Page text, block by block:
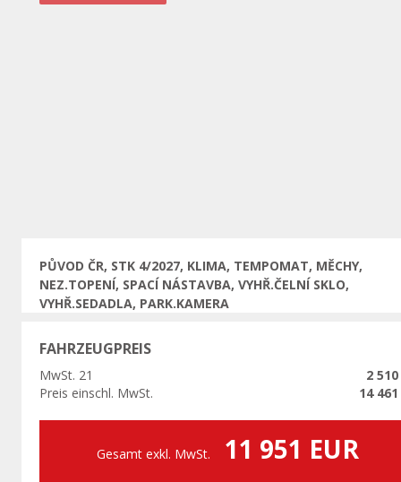
PŮVOD ČR, STK 4/2027, KLIMA, TEMPOMAT, MĚCHY,
NEZ.TOPENÍ, SPACÍ NÁSTAVBA, VYHŘ.ČELNÍ SKLO,
VYHŘ.SEDADLA, PARK.KAMERA
FAHRZEUGPREIS
MwSt. 21
2 510
Preis einschl. MwSt.
14 461
Gesamt exkl. MwSt. 11 951 EUR